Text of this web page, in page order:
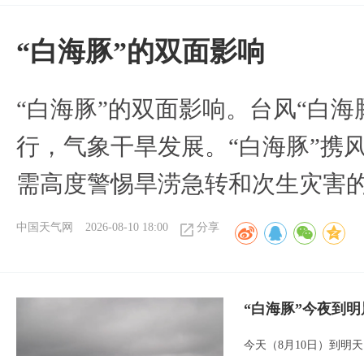
​“白海豚”的双面影响
​“白海豚”的双面影响。台风“白
行，气象干旱发展。“白海豚”携
需高度警惕旱涝急转和次生灾害
中国天气网 2026-08-10 18:00 分享
“白海豚”今夜到
今天（8月10日）到明